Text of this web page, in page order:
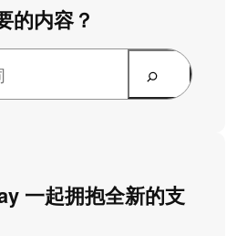
的内容？
一起拥抱全新的支